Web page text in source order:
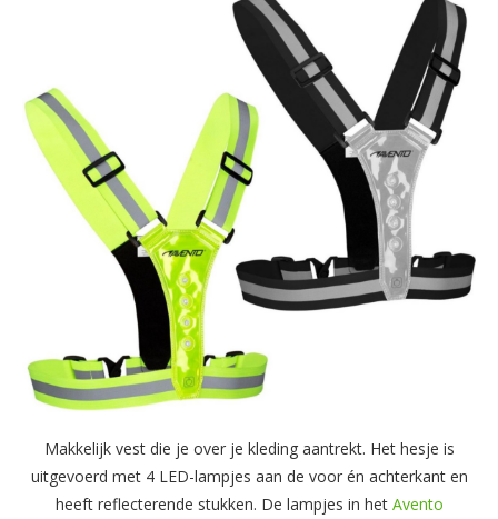
Makkelijk vest die je over je kleding aantrekt. Het hesje is
uitgevoerd met 4 LED-lampjes aan de voor én achterkant en
heeft reflecterende stukken. De lampjes in het Avento